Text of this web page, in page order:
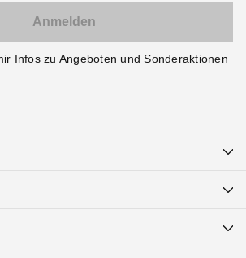
Infos zu Angeboten und Sonderaktionen